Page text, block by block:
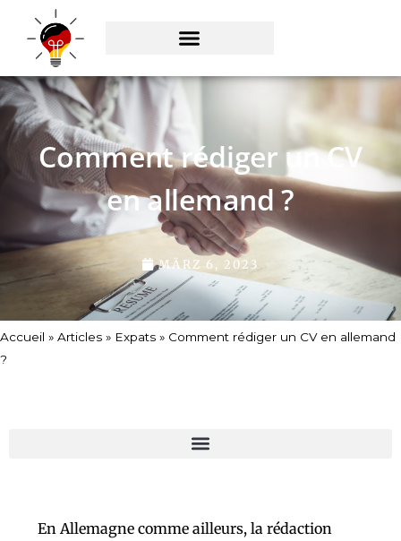
springen
Comment rédiger un CV
en allemand ?
MÄRZ 6, 2023
Accueil » Articles » Expats » Comment rédiger un CV en allemand
?
En Allemagne comme ailleurs, la rédaction